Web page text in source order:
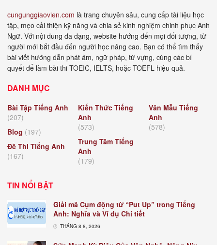
cungunggiaovien.com là trang chuyên sâu, cung cấp tài liệu học
tập, mẹo cải thiện kỹ năng và chia sẻ kinh nghiệm chinh phục Anh
Ngữ. Với nội dung đa dạng, website hướng đến mọi đối tượng, từ
người mới bắt đầu đến người học nâng cao. Bạn có thể tìm thấy
bài viết hướng dẫn phát âm, ngữ pháp, từ vựng, cùng các bí
quyết để làm bài thi TOEIC, IELTS, hoặc TOEFL hiệu quả.
DANH MỤC
Bài Tập Tiếng Anh
(207)
Blog (197)
Đề Thi Tiếng Anh
(167)
Kiến Thức Tiếng
Anh
(573)
Trung Tâm Tiếng
Anh
(179)
Văn Mẫu Tiếng
Anh
(578)
TIN NỔI BẬT
Giải mã Cụm động từ “Put Up” trong Tiếng
Anh: Nghĩa và Ví dụ Chi tiết
THÁNG 8 8, 2026